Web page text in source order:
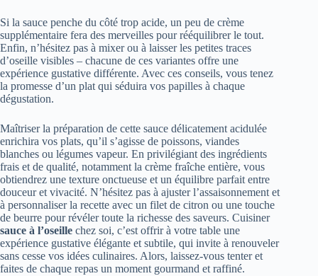
Si la sauce penche du côté trop acide, un peu de crème
supplémentaire fera des merveilles pour rééquilibrer le tout.
Enfin, n’hésitez pas à mixer ou à laisser les petites traces
d’oseille visibles – chacune de ces variantes offre une
expérience gustative différente. Avec ces conseils, vous tenez
la promesse d’un plat qui séduira vos papilles à chaque
dégustation.
Maîtriser la préparation de cette sauce délicatement acidulée
enrichira vos plats, qu’il s’agisse de poissons, viandes
blanches ou légumes vapeur. En privilégiant des ingrédients
frais et de qualité, notamment la crème fraîche entière, vous
obtiendrez une texture onctueuse et un équilibre parfait entre
douceur et vivacité. N’hésitez pas à ajuster l’assaisonnement et
à personnaliser la recette avec un filet de citron ou une touche
de beurre pour révéler toute la richesse des saveurs. Cuisiner
sauce à l’oseille chez soi, c’est offrir à votre table une
expérience gustative élégante et subtile, qui invite à renouveler
sans cesse vos idées culinaires. Alors, laissez-vous tenter et
faites de chaque repas un moment gourmand et raffiné.